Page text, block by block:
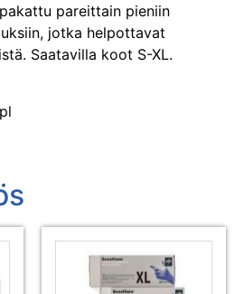
pareittain pieniin
jotka helpottavat
Saatavilla koot S-XL.